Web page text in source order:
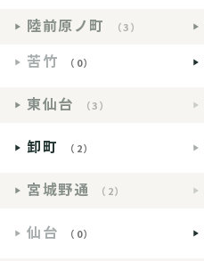
陸前原ノ町
（3）
苦竹 （0）
東仙台 （3）
卸町 （2）
宮城野通 （2）
仙台 （0）